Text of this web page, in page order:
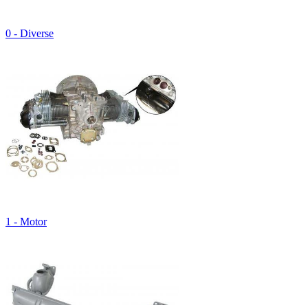
0 - Diverse
1 - Motor